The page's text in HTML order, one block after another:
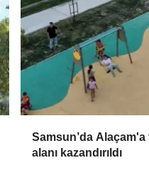
Samsun’da
alanı kazandırıldı